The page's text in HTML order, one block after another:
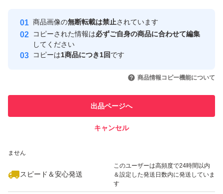
ステアリン酸POEソルビタン、L-グルタミン酸、パラベン
*は「有効成分」無表示は「その他の成分」
・:*:+・:*+.・・:*:+・:*+.・・:*: ・:*:+・:*+.
安心取引出品者
心・安全なユーザーです
取引実績
引を完了させた実績があります
での取引実績があります
ません
スピード＆安心発送
このユーザーは高頻度で24時間以内
＆設定した発送日数内に発送していま
す
商品画像の無断転載は禁止されています
コピーされた情報は必ずご自身の商品に合わせて編集
してください
コピーは1商品につき1回です
商品情報コピー機能について
出品ページへ
キャンセル